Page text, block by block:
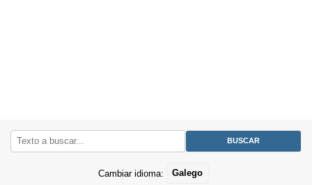
Cambiar idioma: Galego